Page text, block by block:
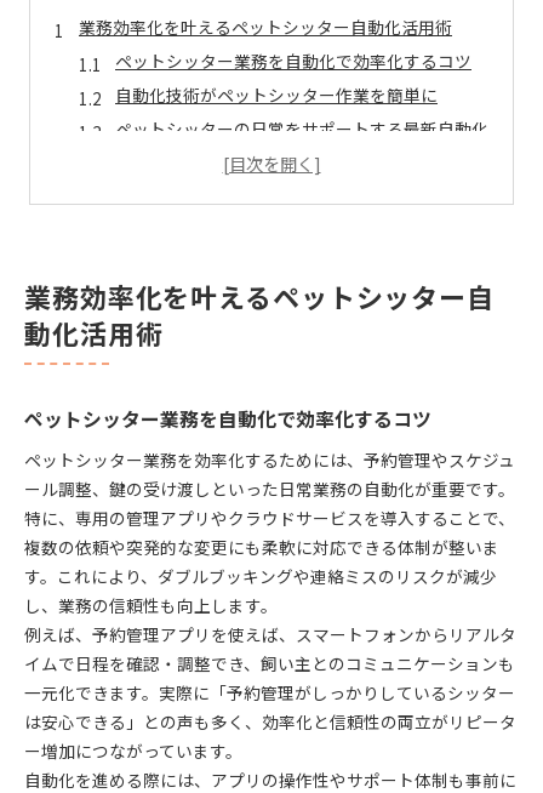
業務効率化を叶えるペットシッター自動化活用術
ペットシッター業務を自動化で効率化するコツ
自動化技術がペットシッター作業を簡単に
ペットシッターの日常をサポートする最新自動化
業務効率化へ導くペットシッター自動化導入例
自動化技術で依頼主の安心感を確保する方法
ペットシッターが信頼されるための自動化活用術
ペットシッターなら自動化で管理ミスを防ぐ
ペットシッター自動化でスケジュールミス防止
自動化でペットシッターの鍵管理を徹底しよう
管理ミスを減らすペットシッター自動化の工夫
自動化活用でペットシッターの安心運営を実現
ペットシッターの業務ミス対策に自動化技術
自動化技術を用いたペットシッターの未来像
ペットシッター自動化がもたらす未来の姿
自動化で変わるペットシッターの新たな役割
ペットシッターの将来を支える自動化技術
自動化とペットシッターの共存する可能性
業務効率化を叶えるペットシッター自
動化活用術
ペットシッター業務を自動化で効率化するコツ
ペットシッター業務を効率化するためには、予約管理やスケジュ
ール調整、鍵の受け渡しといった日常業務の自動化が重要です。
特に、専用の管理アプリやクラウドサービスを導入することで、
複数の依頼や突発的な変更にも柔軟に対応できる体制が整いま
す。これにより、ダブルブッキングや連絡ミスのリスクが減少
し、業務の信頼性も向上します。
例えば、予約管理アプリを使えば、スマートフォンからリアルタ
イムで日程を確認・調整でき、飼い主とのコミュニケーションも
一元化できます。実際に「予約管理がしっかりしているシッター
は安心できる」との声も多く、効率化と信頼性の両立がリピータ
ー増加につながっています。
自動化を進める際には、アプリの操作性やサポート体制も事前に